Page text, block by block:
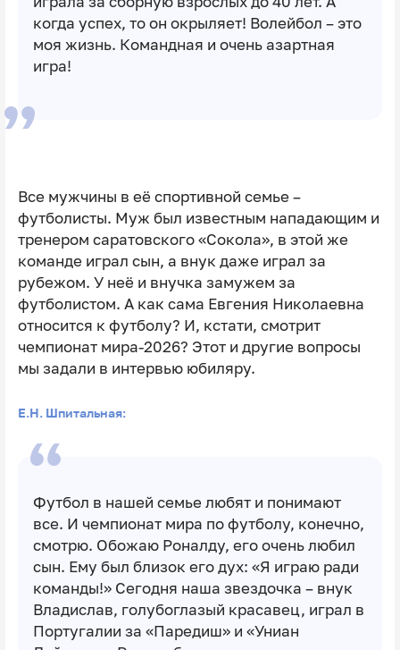
когда успех, то он окрыляет! Волейбол – это
моя жизнь. Командная и очень азартная
игра!
Все мужчины в её спортивной семье –
футболисты. Муж был известным нападающим и
тренером саратовского «Сокола», в этой же
команде играл сын, а внук даже играл за
рубежом. У неё и внучка замужем за
футболистом. А как сама Евгения Николаевна
относится к футболу? И, кстати, смотрит
чемпионат мира-2026? Этот и другие вопросы
мы задали в интервью юбиляру.
Е.Н. Шпитальная:
Футбол в нашей семье любят и понимают
все. И чемпионат мира по футболу, конечно,
смотрю. Обожаю Роналду, его очень любил
сын. Ему был близок его дух: «Я играю ради
команды!» Сегодня наша звездочка – внук
Владислав, голубоглазый красавец, играл в
Португалии за «Паредиш» и «Униан